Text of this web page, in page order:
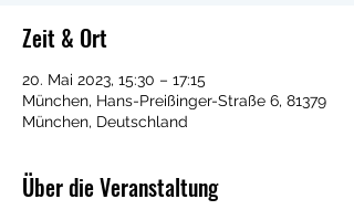
Zeit & Ort
20. Mai 2023, 15:30 – 17:15
München, Hans-Preißinger-Straße 6, 81379
München, Deutschland
Über die Veranstaltung